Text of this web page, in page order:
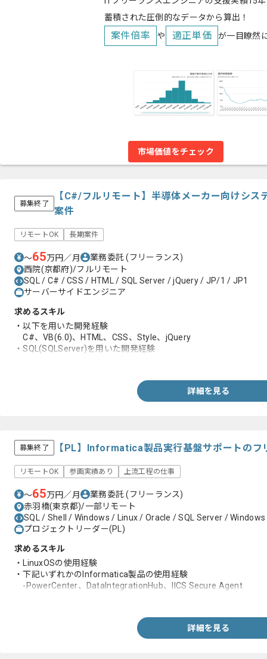
蓄積された圧倒的なデータから算出！
案件倍率 や 適正単価 が一目瞭然
市場価値をチェック
募集終了
【C#/フルリモート】半導体メーカー向けシス
案件
リモートOK 長期案件
〜65万円／月 業務委託(フリーランス)
西院(京都府)/フルリモート
SQL / C# / CSS / HTML / SQL Server / jQuery / JP/1 / JP1
サーバーサイドエンジニア
求めるスキル
・以下を用いた開発経験
C#、VB(6.0)、HTML、CSS、Style、jQuery
・SQL(SQLServer)を用いた開発経験
詳細を見る
募集終了 【PL】Informatica製品実行基盤サポートのフ
リモートOK 参画実績あり 上流工程の仕事
〜65万円／月 業務委託(フリーランス)
赤羽橋(東京都)/一部リモート
SQL / Shell / Windows / Linux / Oracle / SQL Server /
プロジェクトリーダー(PL)
求めるスキル
・LinuxOSの使用経験
・下記いずれかのInformatica製品の使用経験
-PowerCenter、DataIntegrationHub、IICS Secure Agent
詳細を見る